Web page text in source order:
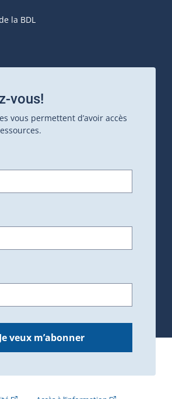
la BDL
vous!
vous permettent d’avoir accès
Je veux m’abonner